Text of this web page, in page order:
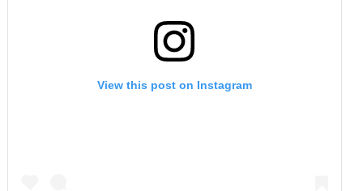
View this post on Instagram